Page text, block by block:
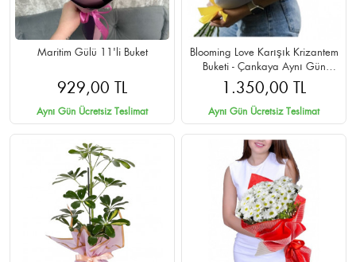
Maritim Gülü 11'li Buket
929,00 TL
Aynı Gün Ücretsiz Teslimat
Blooming Love Karışık Krizantem
Buketi - Çankaya Aynı Gün
Teslimat
1.350,00 TL
Aynı Gün Ücretsiz Teslimat